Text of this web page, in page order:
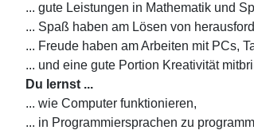
... gute Leistungen in Mathematik und
... Spaß haben am Lösen von
... Freude haben am Arbeiten mit PCs,
... und eine gute Portion Kreativität
Du lernst ...
... wie Computer funktionieren,
... in Programmiersprachen zu